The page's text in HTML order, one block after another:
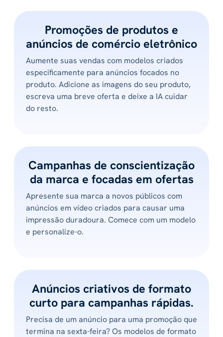
Promoções de produtos e
anúncios de comércio eletrônico
Aumente suas vendas com modelos criados
especificamente para anúncios focados no
produto. Adicione as imagens do seu produto,
escreva uma breve oferta e deixe a IA cuidar
do resto.
Campanhas de conscientização
da marca e focadas em ofertas
Apresente sua marca a novos públicos com
anúncios em vídeo criados para causar uma
impressão duradoura. Comece com um modelo
e personalize-o.
Anúncios criativos de formato
curto para campanhas rápidas.
Precisa de um anúncio para uma promoção que
termina na sexta-feira? Os modelos de formato